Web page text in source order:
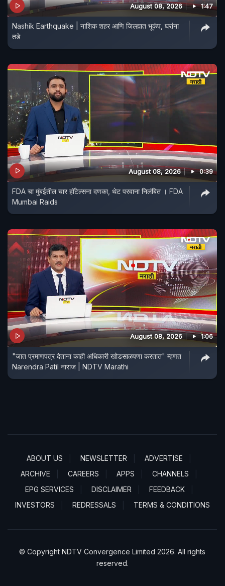
August 08, 2026 1:47
Nashik Earthquake | नाशिक शहर आणि जिल्ह्यात भूकंप, घरांना
तडे
August 08, 2026 0:39
FDA चा मुंबईतील चार हॉटेल्सना दणका, थेट परवाना निलंबित । FDA
Mumbai Raids
August 08, 2026 1:06
"जात प्रमाणपत्र देताना काही अधिकारी खोडसाळपणा करतात" म्हणत
Narendra Patil नाराज | NDTV Marathi
ABOUT US NEWSLETTER
ADVERTISE
ARCHIVE
CAREERS APPS
CHANNELS
EPG SERVICES
DISCLAIMER
FEEDBACK
INVESTORS
REDRESSALS TERMS & CONDITIONS
© Copyright NDTV Convergence Limited 2026. All rights
reserved.